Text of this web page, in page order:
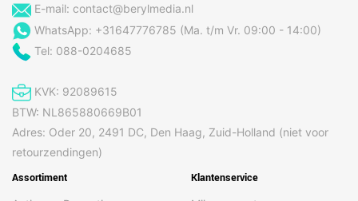
E-mail: contact@berylmedia.nl
WhatsApp: +31647776785 (Ma. t/m Vr. 09:00 - 14:00)
Tel: 088-0204685
KVK: 92089615
BTW: NL865880669B01
Adres: Oder 20, 2491 DC, Den Haag, Zuid-Holland (niet voor
retourzendingen)
Assortiment Klantenservice